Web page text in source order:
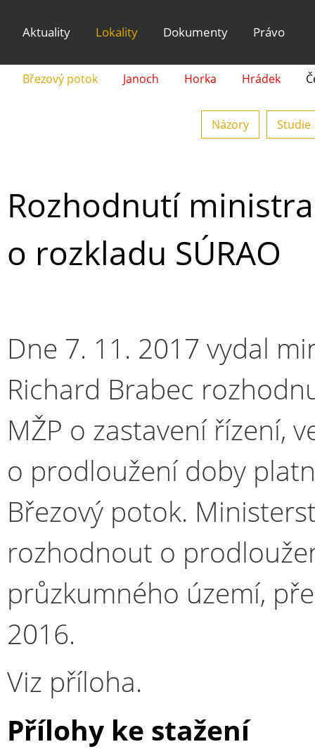
Aktuality Lokality
Březový potok Janoch Horka Hrádek
Dokumenty Právo
Názory Studie
Rozhodnutí
o rozkladu SÚRAO
Dne 7. 11. 2017 vydal
Richard Brabec
MŽP o zastavení řízení,
o prodloužení doby
Březový potok.
rozhodnout o
průzkumného území,
2016.
Viz příloha.
Přílohy ke stažení